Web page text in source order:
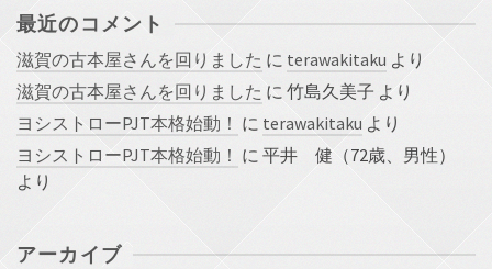
最近のコメント
滋賀の古本屋さんを回りました に terawakitaku より
滋賀の古本屋さんを回りました に 竹島久美子 より
ヨシストローPJT本格始動！ に terawakitaku より
ヨシストローPJT本格始動！ に 平井 健（72歳、男性）
より
アーカイブ